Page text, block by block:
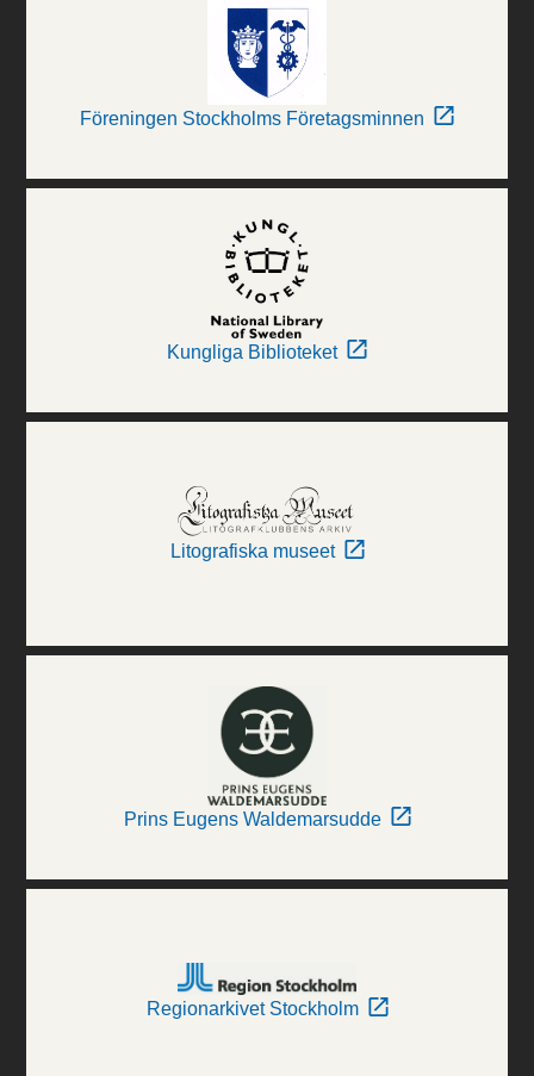
Föreningen Stockholms Företagsminnen
Kungliga Biblioteket
Litografiska museet
Prins Eugens Waldemarsudde
Regionarkivet Stockholm